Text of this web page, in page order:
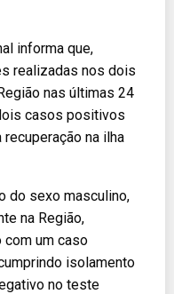
informa que,
realizadas nos dois
nas últimas 24
casos positivos
na ilha
do sexo masculino,
na Região,
um caso
isolamento
no teste